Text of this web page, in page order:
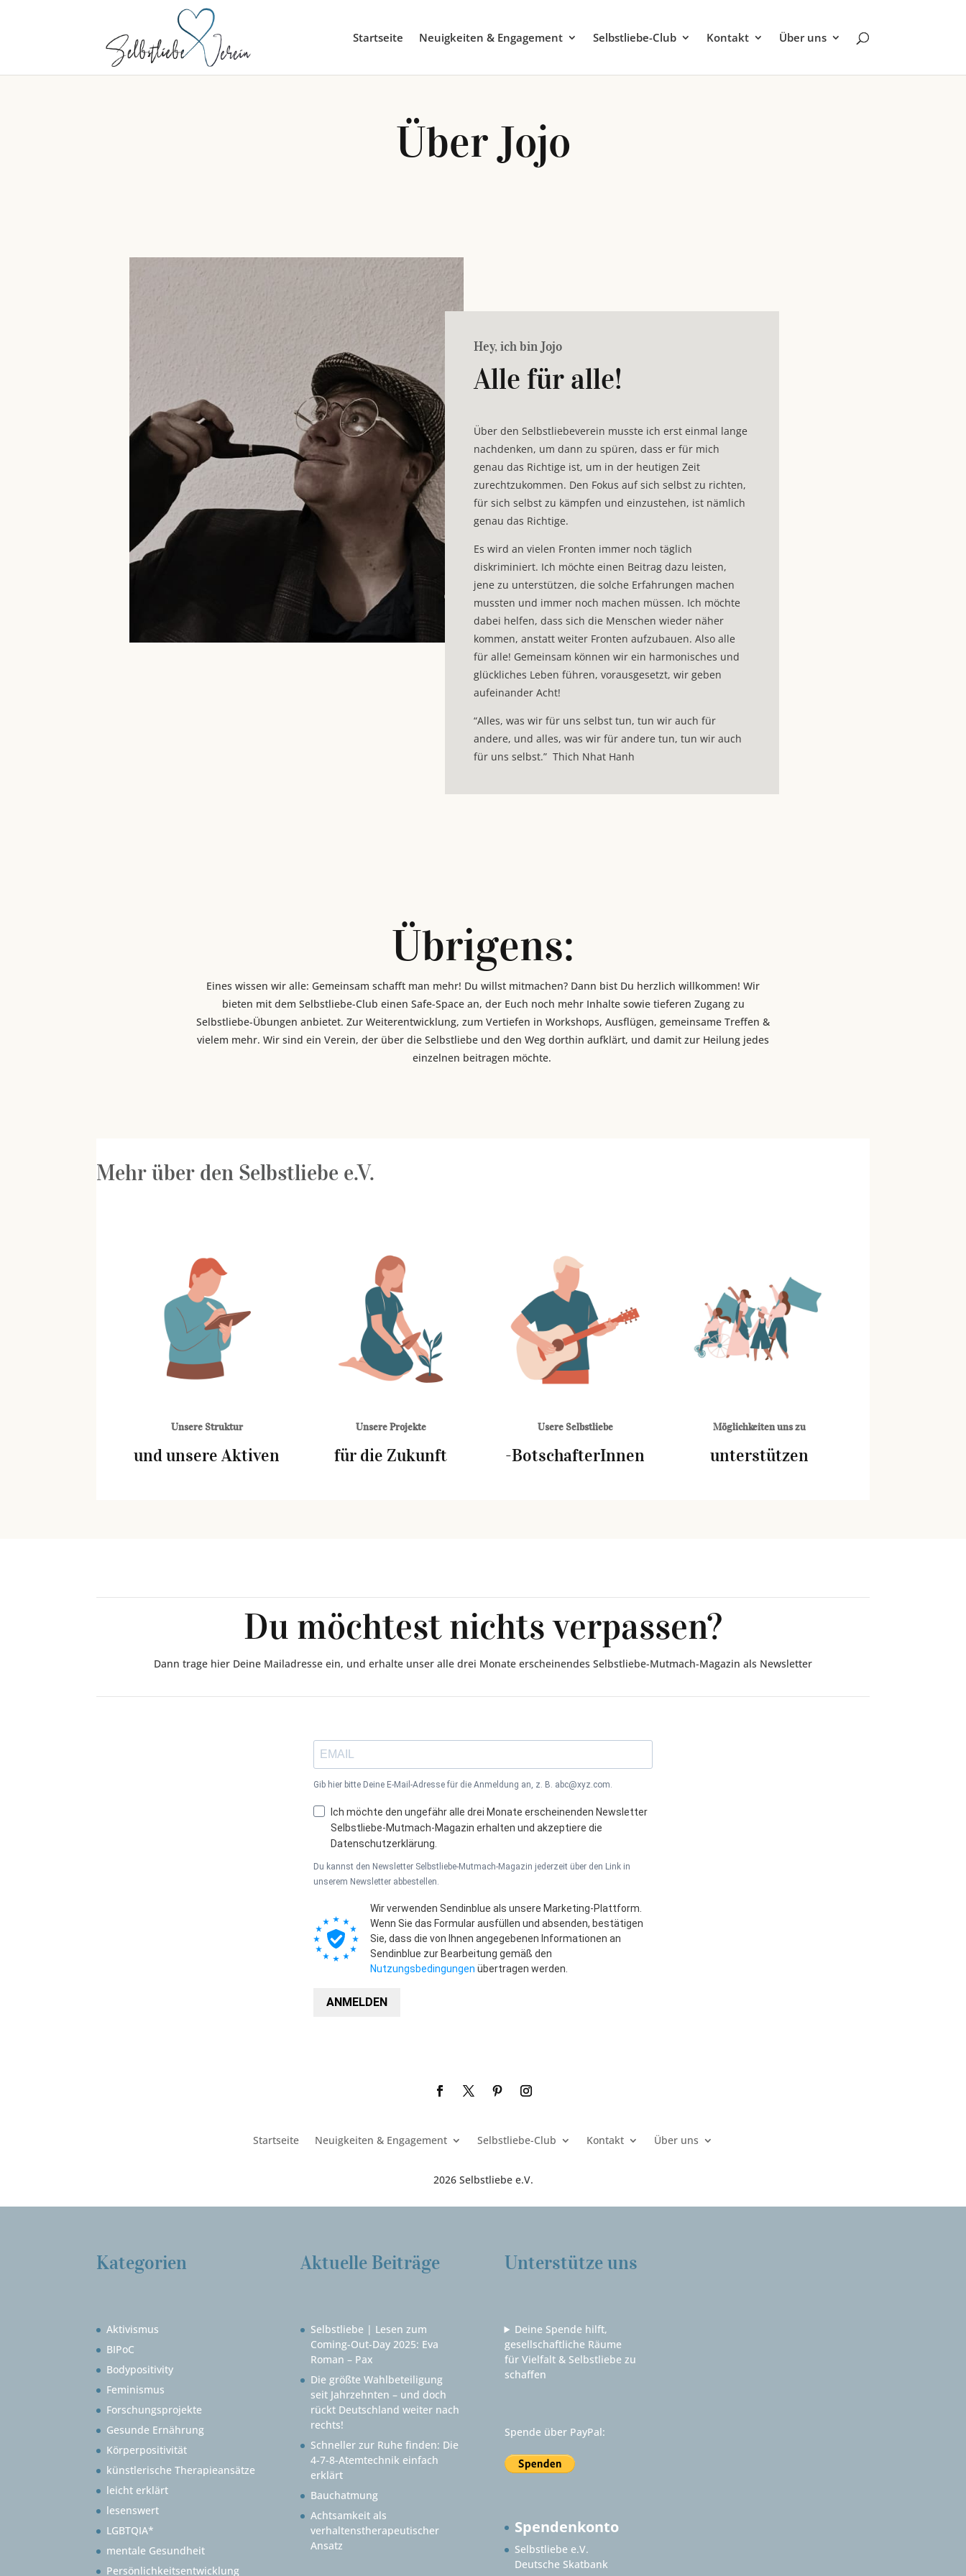
Startseite Neuigkeiten & Engagement Selbstliebe-Club Kontakt Über uns
Über Jojo
Hey, ich bin Jojo
Alle für alle!
Über den Selbstliebeverein musste ich erst einmal lange
nachdenken, um dann zu spüren, dass er für mich
genau das Richtige ist, um in der heutigen Zeit
zurechtzukommen. Den Fokus auf sich selbst zu richten,
für sich selbst zu kämpfen und einzustehen, ist nämlich
genau das Richtige.
Es wird an vielen Fronten immer noch täglich
diskriminiert. Ich möchte einen Beitrag dazu leisten,
jene zu unterstützen, die solche Erfahrungen machen
mussten und immer noch machen müssen. Ich möchte
dabei helfen, dass sich die Menschen wieder näher
kommen, anstatt weiter Fronten aufzubauen. Also alle
für alle! Gemeinsam können wir ein harmonisches und
glückliches Leben führen, vorausgesetzt, wir geben
aufeinander Acht!
“Alles, was wir für uns selbst tun, tun wir auch für
andere, und alles, was wir für andere tun, tun wir auch
für uns selbst.” Thich Nhat Hanh
Übrigens:
Eines wissen wir alle: Gemeinsam schafft man mehr! Du willst mitmachen? Dann bist Du herzlich willkommen! Wir
bieten mit dem Selbstliebe-Club einen Safe-Space an, der Euch noch mehr Inhalte sowie tieferen Zugang zu
Selbstliebe-Übungen anbietet. Zur Weiterentwicklung, zum Vertiefen in Workshops, Ausflügen, gemeinsame Treffen &
vielem mehr. Wir sind ein Verein, der über die Selbstliebe und den Weg dorthin aufklärt, und damit zur Heilung jedes
einzelnen beitragen möchte.
Mehr über den Selbstliebe e.V.
Unsere Struktur
und unsere Aktiven
Unsere Projekte
für die Zukunft
Usere Selbstliebe
-BotschafterInnen
Möglichkeiten uns zu
unterstützen
Du möchtest nichts verpassen?
Dann trage hier Deine Mailadresse ein, und erhalte unser alle drei Monate erscheinendes Selbstliebe-Mutmach-Magazin als Newsletter
Gib hier bitte Deine E-Mail-Adresse für die Anmeldung an, z. B. abc@xyz.com.
Ich möchte den ungefähr alle drei Monate erscheinenden Newsletter
Selbstliebe-Mutmach-Magazin erhalten und akzeptiere die
Datenschutzerklärung.
Du kannst den Newsletter Selbstliebe-Mutmach-Magazin jederzeit über den Link in
unserem Newsletter abbestellen.
Wir verwenden Sendinblue als unsere Marketing-Plattform.
Wenn Sie das Formular ausfüllen und absenden, bestätigen
Sie, dass die von Ihnen angegebenen Informationen an
Sendinblue zur Bearbeitung gemäß den
Nutzungsbedingungen übertragen werden.
ANMELDEN
Startseite Neuigkeiten & Engagement Selbstliebe-Club Kontakt Über uns
2026 Selbstliebe e.V.
Kategorien
Aktivismus
BIPoC
Bodypositivity
Feminismus
Forschungsprojekte
Gesunde Ernährung
Körperpositivität
künstlerische Therapieansätze
leicht erklärt
lesenswert
LGBTQIA*
mentale Gesundheit
Persönlichkeitsentwicklung
Aktuelle Beiträge
Selbstliebe | Lesen zum
Coming-Out-Day 2025: Eva
Roman – Pax
Die größte Wahlbeteiligung
seit Jahrzehnten – und doch
rückt Deutschland weiter nach
rechts!
Schneller zur Ruhe finden: Die
4-7-8-Atemtechnik einfach
erklärt
Bauchatmung
Achtsamkeit als
verhaltenstherapeutischer
Ansatz
Unterstütze uns
Deine Spende hilft,
gesellschaftliche Räume
für Vielfalt & Selbstliebe zu
schaffen
Spende über PayPal:
Spendenkonto
Selbstliebe e.V.
Deutsche Skatbank